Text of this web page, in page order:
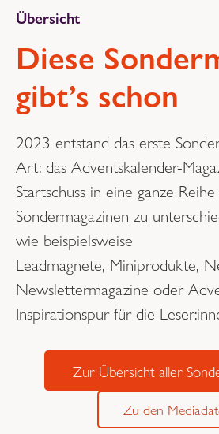
Übersicht
Diese
gibt’s schon
2023 entstand das erste
Art: das Adventskalender-
Startschuss in eine ganze
Sondermagazinen zu
wie beispielsweise
Leadmagnete, Miniprodukte,
Newslettermagazine oder
Inspirationspur für die
Zur Übersicht aller
Zu den